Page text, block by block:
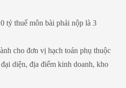
tỷ thuế môn bài phải nộp là 3
cho đơn vị hạch toán phụ thuộc
diện, địa điểm kinh doanh, kho